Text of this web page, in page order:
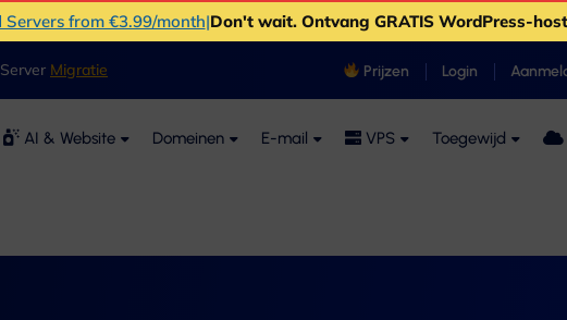
Servers from €3.99/month|Don't wait. Ontvang GRATIS WordPress-
Migratie Prijzen Login
AI & Website Domeinen E-mail VPS Toegewijd